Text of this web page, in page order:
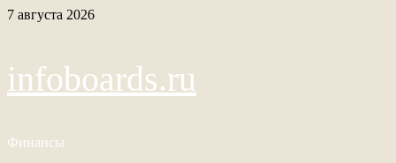
Перейти
7 августа 2026
infoboards.ru
Финансы